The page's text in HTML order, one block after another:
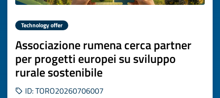
Technology offer
Associazione rumena cerca partner
per progetti europei su sviluppo
rurale sostenibile
ID: TORO20260706007